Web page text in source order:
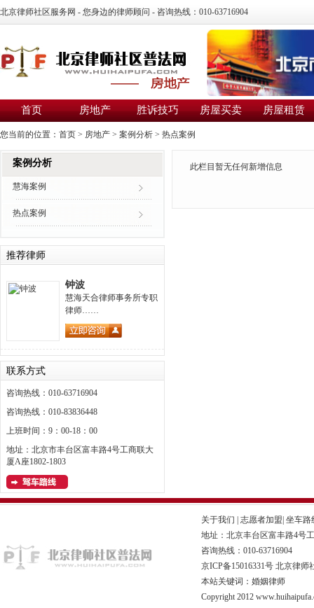
北京律师社区服务网 - 您身边的律师顾问 - 咨询热线：010-63716904
首页 房地产 胜诉技巧 房屋买卖 房屋租赁
您当前的位置： 首页 > 房地产 > 案例分析 > 热点案例
案例分析
慧海案例
热点案例
推荐律师
钟波
慧海天合律师事务所专职
律师……
联系方式
咨询热线：010-63716904
咨询热线：010-83836448
上班时间：9：00-18：00
地址：北京市丰台区富丰路4号工商联大
厦A座1802-1803
此栏目暂无任何新增信息
关于我们 志愿者加盟 坐车路
地址：北京丰台区富丰路4号
咨询热线：010-63716904
京ICP备15016331号 北京律师
本站关键词：婚姻律师
Copyright 2012